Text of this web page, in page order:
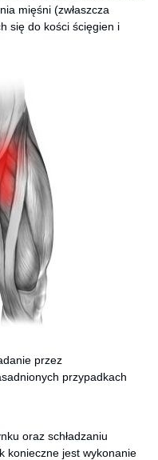
mięśni (zwłaszcza
się do kości ścięgien i
przez
przypadkach
oraz schładzaniu
konieczne jest wykonanie